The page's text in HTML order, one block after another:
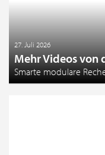
27. Juli 2026
Mehr Videos von
Smarte modulare